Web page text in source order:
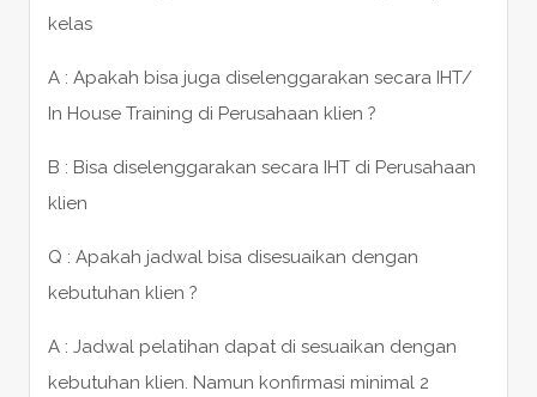
kelas
A : Apakah bisa juga diselenggarakan secara IHT/
In House Training di Perusahaan klien ?
B : Bisa diselenggarakan secara IHT di Perusahaan
klien
Q : Apakah jadwal bisa disesuaikan dengan
kebutuhan klien ?
A : Jadwal pelatihan dapat di sesuaikan dengan
kebutuhan klien. Namun konfirmasi minimal 2